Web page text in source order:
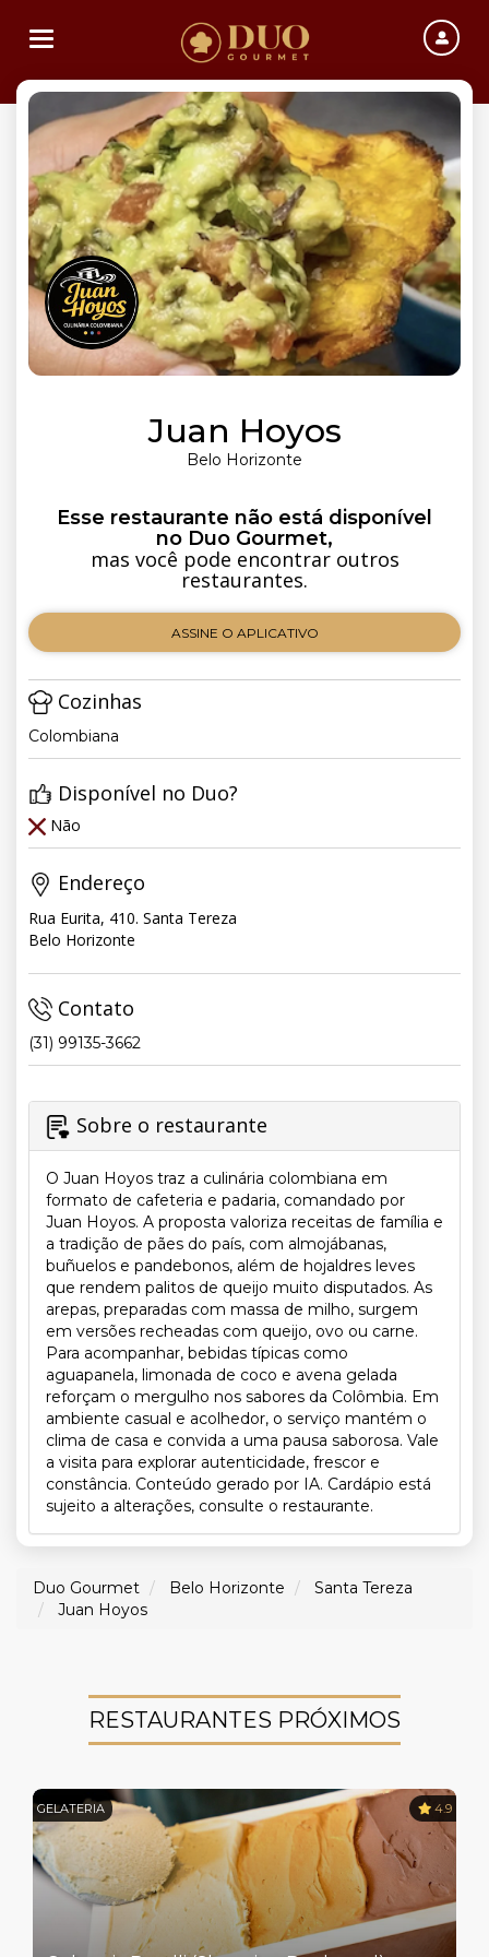
Toggle navigation
Juan Hoyos
Belo Horizonte
Esse restaurante não está disponível
no Duo Gourmet,
mas você pode encontrar outros
restaurantes.
ASSINE O APLICATIVO
Cozinhas
Colombiana
Disponível no Duo?
Não
Endereço
Rua Eurita, 410. Santa Tereza
Belo Horizonte
Contato
(31) 99135-3662
Sobre o restaurante
O Juan Hoyos traz a culinária colombiana em
formato de cafeteria e padaria, comandado por
Juan Hoyos. A proposta valoriza receitas de família e
a tradição de pães do país, com almojábanas,
buñuelos e pandebonos, além de hojaldres leves
que rendem palitos de queijo muito disputados. As
arepas, preparadas com massa de milho, surgem
em versões recheadas com queijo, ovo ou carne.
Para acompanhar, bebidas típicas como
aguapanela, limonada de coco e avena gelada
reforçam o mergulho nos sabores da Colômbia. Em
ambiente casual e acolhedor, o serviço mantém o
clima de casa e convida a uma pausa saborosa. Vale
a visita para explorar autenticidade, frescor e
constância. Conteúdo gerado por IA. Cardápio está
sujeito a alterações, consulte o restaurante.
Duo Gourmet Belo Horizonte
Santa Tereza
Juan Hoyos
RESTAURANTES PRÓXIMOS
GELATERIA 4.9